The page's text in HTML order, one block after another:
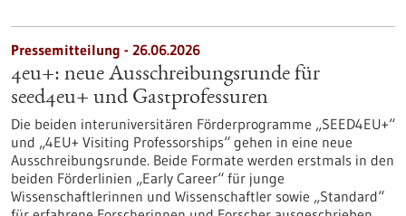
Pressemitteilung - 26.06.2026
4eu+: neue Ausschreibungsrunde für
seed4eu+ und Gastprofessuren
Die beiden interuniversitären Förderprogramme „SEED4EU+“
und „4EU+ Visiting Professorships“ gehen in eine neue
Ausschreibungsrunde. Beide Formate werden erstmals in den
beiden Förderlinien „Early Career“ für junge
Wissenschaftlerinnen und Wissenschaftler sowie „Standard“